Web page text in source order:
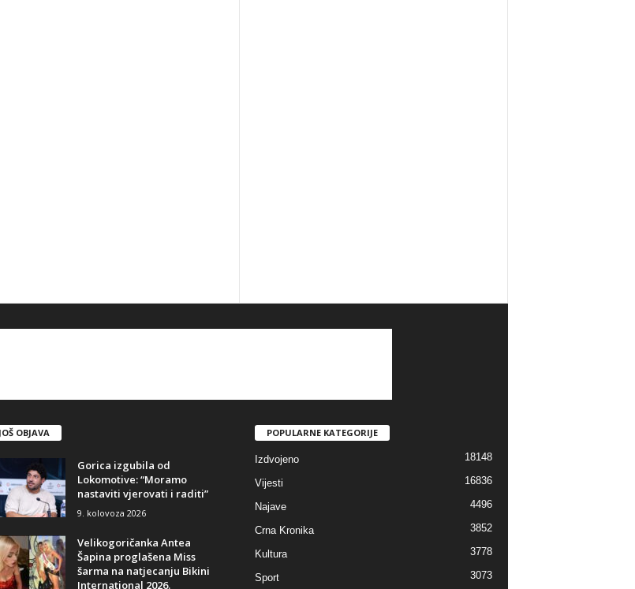
JOŠ OBJAVA
Gorica izgubila od
Lokomotive: “Moramo
nastaviti vjerovati i raditi”
9. kolovoza 2026
Velikogoričanka Antea
Šapina proglašena Miss
šarma na natjecanju Bikini
International 2026.
POPULARNE KATEGORIJE
Izdvojeno 18148
Vijesti 16836
Najave 4496
Crna Kronika 3852
Kultura 3778
Sport 3073